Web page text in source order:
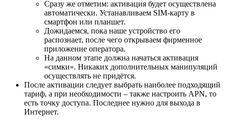
Сразу же отметим: активация будет осуществлена
автоматически. Устанавливаем SIM-карту в
смартфон или планшет.
Дожидаемся, пока наше устройство его
распознает, после чего открываем фирменное
приложение оператора.
На данном этапе должна начаться активация
«симки». Никаких дополнительных манипуляций
осуществлять не придётся.
После активации следует выбрать наиболее подходящий
тариф, а при необходимости – также настроить APN, то
есть точку доступа. Последнее нужно для выхода в
Интернет.